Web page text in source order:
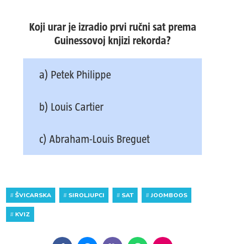
Koji urar je izradio prvi ručni sat prema
Guinessovoj knjizi rekorda?
a) Petek Philippe
b) Louis Cartier
c) Abraham-Louis Breguet
#ŠVICARSKA # SIROLJUPCI # SAT #JOOMBOOS
# KVIZ